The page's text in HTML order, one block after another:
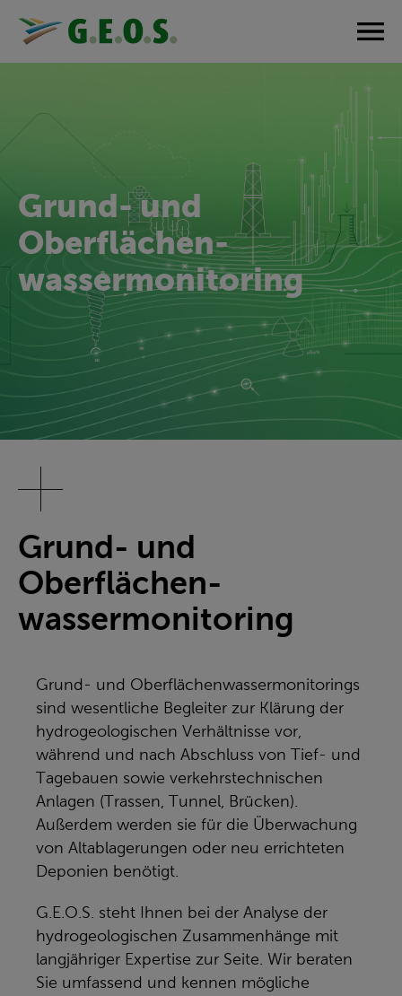
Grund- und
Oberflächen­
wassermonitoring
Grund- und
Oberflächen­
wassermonitoring
Grund- und Oberflächenwassermonitorings
sind wesentliche Begleiter zur Klärung der
hydrogeologischen Verhältnisse vor,
während und nach Abschluss von Tief- und
Tagebauen sowie verkehrstechnischen
Anlagen (Trassen, Tunnel, Brücken).
Außerdem werden sie für die Überwachung
von Altablagerungen oder neu errichteten
Deponien benötigt.
G.E.O.S. steht Ihnen bei der Analyse der
hydrogeologischen Zusammenhänge mit
langjähriger Expertise zur Seite. Wir beraten
Sie umfassend und kennen mögliche